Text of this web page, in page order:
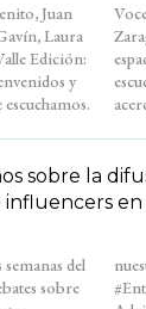
Juan
Laura
llegaron a
Un
para
sobre la
influencers en
del
sobre
de
Jiménez,